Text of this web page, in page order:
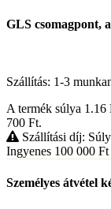
GLS csomagpont,
Szállítás: 1-3
A termék súlya 1.16
700 Ft.
Szállítási díj:
Ingyenes 100 000 Ft
Személyes átvétel